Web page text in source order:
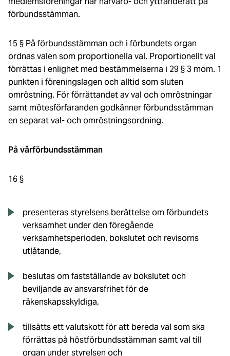
förbundsstämman.
15 § På förbundsstämman och i förbundets organ
ordnas valen som proportionella val. Proportionellt val
förrättas i enlighet med bestämmelserna i 29 § 3 mom. 1
punkten i föreningslagen och alltid som sluten
omröstning. För förrättandet av val och omröstningar
samt mötesförfaranden godkänner förbundsstämman
en separat val- och omröstningsordning.
På vårförbundsstämman
16 §
presenteras styrelsens berättelse om förbundets
verksamhet under den föregående
verksamhetsperioden, bokslutet och revisorns
utlåtande,
beslutas om fastställande av bokslutet och
beviljande av ansvarsfrihet för de
räkenskapsskyldiga,
tillsätts ett valutskott för att bereda val som ska
förrättas på höstförbundsstämman samt val till
organ under styrelsen och